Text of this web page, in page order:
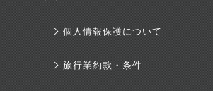
個人情報保護について
旅行業約款・条件